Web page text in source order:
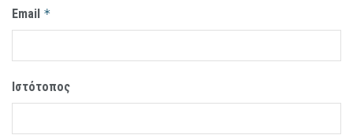
Email *
Ιστότοπος